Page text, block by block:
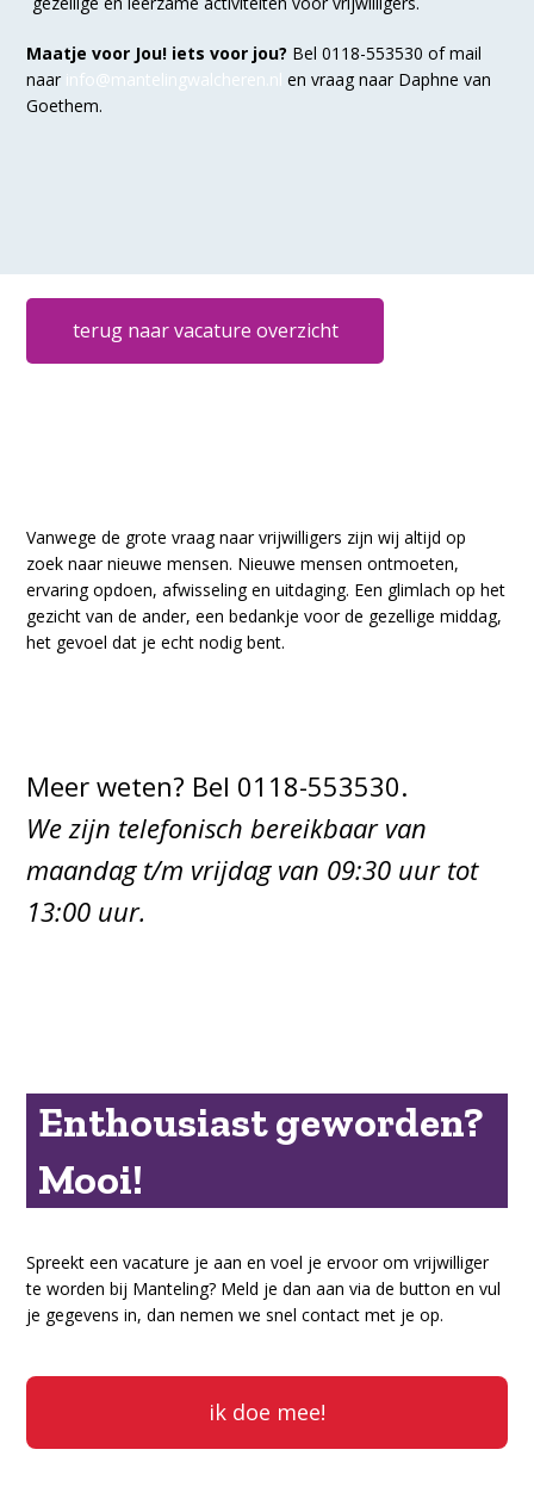
Maatje voor Jou! iets voor jou? Bel 0118-553530 of mail
naar info@mantelingwalcheren.nl en vraag naar Daphne van
Goethem.
terug naar vacature overzicht
Vanwege de grote vraag naar vrijwilligers zijn wij altijd op
zoek naar nieuwe mensen. Nieuwe mensen ontmoeten,
ervaring opdoen, afwisseling en uitdaging. Een glimlach op het
gezicht van de ander, een bedankje voor de gezellige middag,
het gevoel dat je echt nodig bent.
Meer weten? Bel 0118-553530.
We zijn telefonisch bereikbaar van
maandag t/m vrijdag van 09:30 uur tot
13:00 uur.
Enthousiast geworden?
Mooi!
Spreekt een vacature je aan en voel je ervoor om vrijwilliger
te worden bij Manteling? Meld je dan aan via de button en vul
je gegevens in, dan nemen we snel contact met je op.
ik doe mee!